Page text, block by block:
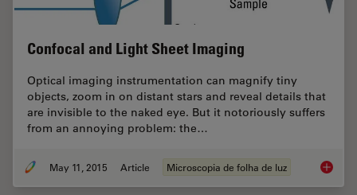
Confocal and Light Sheet Imaging
Optical imaging instrumentation can magnify tiny
objects, zoom in on distant stars and reveal details that
are invisible to the naked eye. But it notoriously suffers
from an annoying problem: the…
May 11, 2015 Article Microscopia de folha de luz